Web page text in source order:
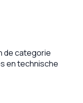
de categorie
en technische